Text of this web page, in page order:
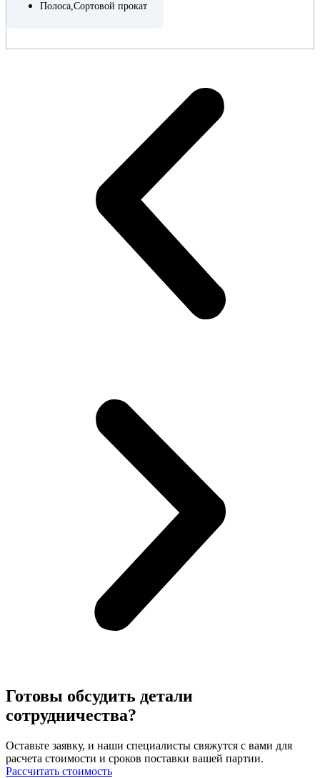
Полоса,Сортовой прокат
Готовы обсудить детали
сотрудничества?
Оставьте заявку, и наши специалисты свяжутся с вами для
расчета стоимости и сроков поставки вашей партии.
Рассчитать стоимость